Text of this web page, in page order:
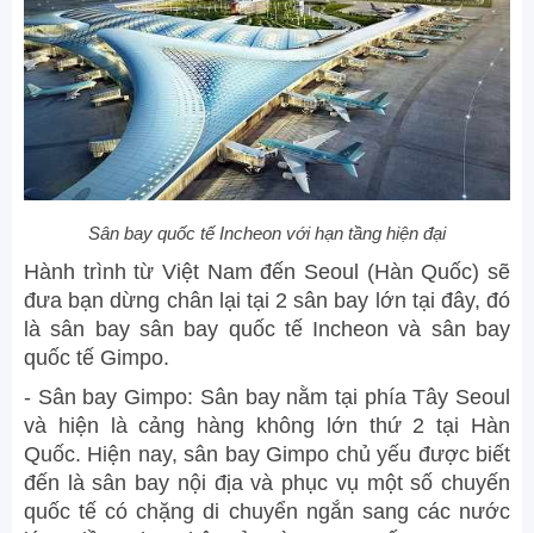
Sân bay quốc tế Incheon với hạn tầng hiện đại
Hành trình từ Việt Nam đến Seoul (Hàn Quốc) sẽ
đưa bạn dừng chân lại tại 2 sân bay lớn tại đây, đó
là sân bay sân bay quốc tế Incheon và sân bay
quốc tế Gimpo.
- Sân bay Gimpo: Sân bay nằm tại phía Tây Seoul
và hiện là cảng hàng không lớn thứ 2 tại Hàn
Quốc. Hiện nay, sân bay Gimpo chủ yếu được biết
đến là sân bay nội địa và phục vụ một số chuyến
quốc tế có chặng di chuyển ngắn sang các nước